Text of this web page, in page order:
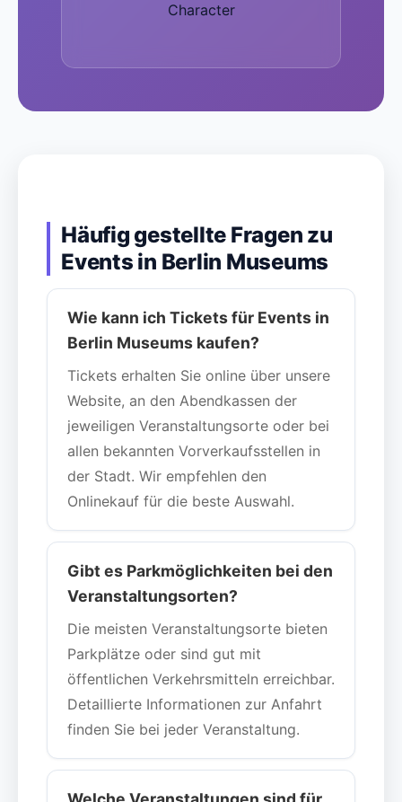
Character
Häufig gestellte Fragen zu
Events in Berlin Museums
Wie kann ich Tickets für Events in
Berlin Museums kaufen?
Tickets erhalten Sie online über unsere
Website, an den Abendkassen der
jeweiligen Veranstaltungsorte oder bei
allen bekannten Vorverkaufsstellen in
der Stadt. Wir empfehlen den
Onlinekauf für die beste Auswahl.
Gibt es Parkmöglichkeiten bei den
Veranstaltungsorten?
Die meisten Veranstaltungsorte bieten
Parkplätze oder sind gut mit
öffentlichen Verkehrsmitteln erreichbar.
Detaillierte Informationen zur Anfahrt
finden Sie bei jeder Veranstaltung.